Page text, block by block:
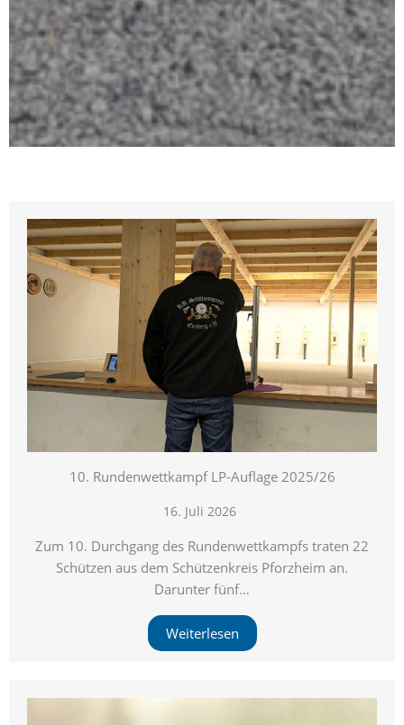
10. Rundenwettkampf LP-Auflage 2025/26
16. Juli 2026
Zum 10. Durchgang des Rundenwettkampfs traten 22
Schützen aus dem Schützenkreis Pforzheim an.
Darunter fünf…
Weiterlesen